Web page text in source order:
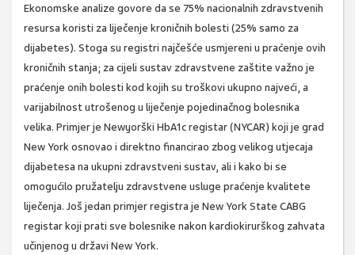
Ekonomske analize govore da se 75% nacionalnih zdravstvenih
resursa koristi za liječenje kroničnih bolesti (25% samo za
dijabetes). Stoga su regis­tri najčešće usmjereni u praćenje ovih
kroničnih stanja; za cijeli sustav zdravstvene zaštite važno je
praćenje onih bolesti kod kojih su troškovi uku­pno najveći, a
varijabilnost utrošenog u liječenje pojedinačnog bolesnika
velika. Primjer je Newyorški HbA1c registar (NYCAR) koji je grad
New York osnovao i direktno financirao zbog ve­likog utjecaja
dijabetesa na ukupni zdravstveni sustav, ali i kako bi se
omogućilo pružatelju zdravst­vene usluge praćenje kvalitete
liječenja. Još jedan primjer registra je New York State CABG
registar koji prati sve bolesnike nakon kardiokirurškog za­hvata
učinjenog u državi New York.